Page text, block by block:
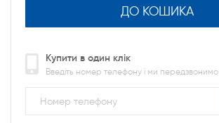
ДО КОШИКА
Купити в один клік
Введіть номер телефону і ми передзвонимо